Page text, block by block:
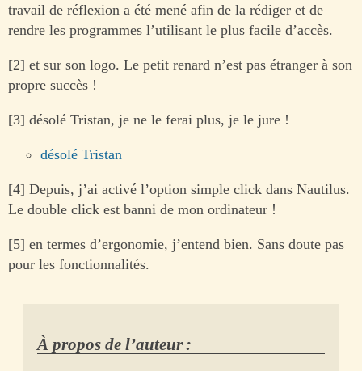
travail de réflexion a été mené afin de la rédiger et de
rendre les programmes l’utilisant le plus facile d’accès.
[2] et sur son logo. Le petit renard n’est pas étranger à son
propre succès !
[3] désolé Tristan, je ne le ferai plus, je le jure !
désolé Tristan
[4] Depuis, j’ai activé l’option simple click dans Nautilus.
Le double click est banni de mon ordinateur !
[5] en termes d’ergonomie, j’entend bien. Sans doute pas
pour les fonctionnalités.
À propos de l’auteur :